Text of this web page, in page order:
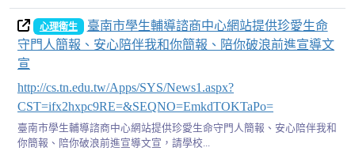
心理衛生
臺南市學生輔導諮商中心網站提供珍愛生命
守門人簡報、安心陪伴我和你簡報、陪你破浪前進宣導文
宣
http://cs.tn.edu.tw/Apps/SYS/News1.aspx?
CST=ifx2hxpc9RE=&SEQNO=EmkdTOKTaPo=
臺南市學生輔導諮商中心網站提供珍愛生命守門人簡報、安心陪伴我和
你簡報、陪你破浪前進宣導文宣，請學校...